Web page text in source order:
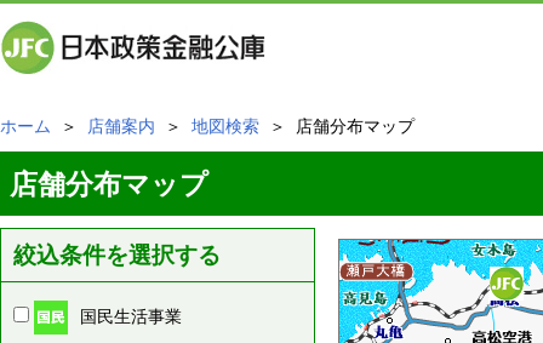
ホーム ＞ 店舗案内 ＞ 地図検索 ＞ 店舗分布マップ
店舗分布マップ
絞込条件を選択する
国民生活事業